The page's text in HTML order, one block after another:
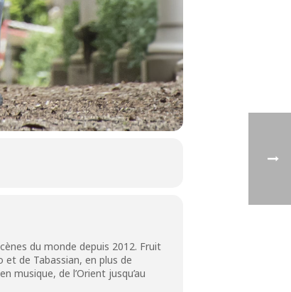
du monde depuis 2012. Fruit
de Tabassian, en plus de
musique, de l’Orient jusqu’au